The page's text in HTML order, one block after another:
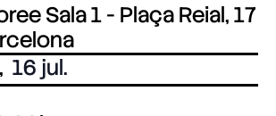
Sala 1 - Plaça Reial, 17
, 16 jul.